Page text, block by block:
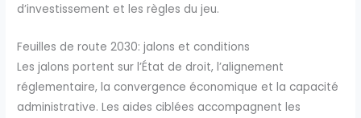
d’investissement et les règles du jeu.
Feuilles de route 2030: jalons et conditions
Les jalons portent sur l’État de droit, l’alignement
réglementaire, la convergence économique et la capacité
administrative. Les aides ciblées accompagnent les